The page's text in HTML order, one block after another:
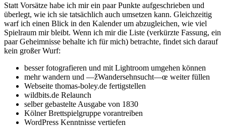
Statt Vorsätze habe ich mir ein paar Punkte aufgeschrieben und
überlegt, wie ich sie tatsächlich auch umsetzen kann. Gleichzeitig
warf ich einen Blick in den Kalender um abzugleichen, wie viel
Spielraum mir bleibt. Wenn ich mir die Liste (verkürzte Fassung, ein
paar Geheimnisse behalte ich für mich) betrachte, findet sich darauf
kein großer Wurf:
besser fotografieren und mit Lightroom umgehen können
mehr wandern und —žWandersehnsucht—œ weiter füllen
Webseite thomas-boley.de fertigstellen
wildbits.de Relaunch
selber gebastelte Ausgabe von 1830
Kölner Brettspielgruppe vorantreiben
WordPress Kenntnisse vertiefen